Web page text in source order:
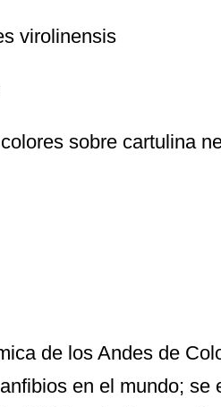
virolinensis
sobre cartulina
de los Andes de
en el mundo; se